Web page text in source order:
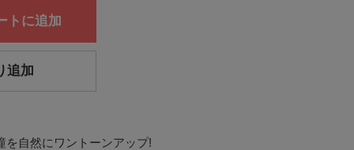
トに追加
追加
を自然にワントーンアップ!